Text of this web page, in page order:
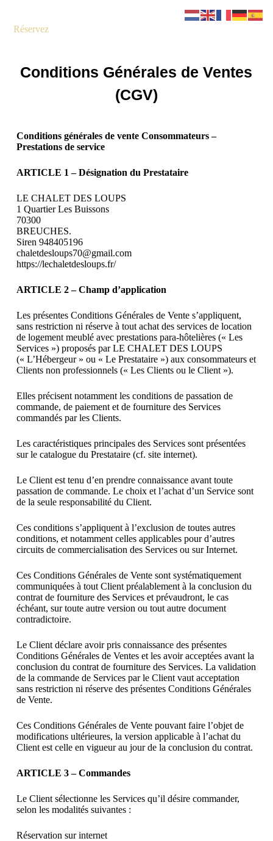
Réservez
Conditions Générales de Ventes
(CGV)
Conditions générales de vente Consommateurs –
Prestations de service
ARTICLE 1 – Désignation du Prestataire
LE CHALET DES LOUPS
1 Quartier Les Buissons
70300
BREUCHES.
Siren 948405196
chaletdesloups70@gmail.com
https://lechaletdesloups.fr/
ARTICLE 2 – Champ d’application
Les présentes Conditions Générales de Vente s’appliquent,
sans restriction ni réserve à tout achat des services de location
de logement meublé avec prestations para-hôtelières (« Les
Services ») proposés par LE CHALET DES LOUPS
(« L’Hébergeur » ou « Le Prestataire ») aux consommateurs et
Clients non professionnels (« Les Clients ou le Client »).
Elles précisent notamment les conditions de passation de
commande, de paiement et de fourniture des Services
commandés par les Clients.
Les caractéristiques principales des Services sont présentées
sur le catalogue du Prestataire (cf. site internet).
Le Client est tenu d’en prendre connaissance avant toute
passation de commande. Le choix et l’achat d’un Service sont
de la seule responsabilité du Client.
Ces conditions s’appliquent à l’exclusion de toutes autres
conditions, et notamment celles applicables pour d’autres
circuits de commercialisation des Services ou sur Internet.
Ces Conditions Générales de Vente sont systématiquement
communiquées à tout Client préalablement à la conclusion du
contrat de fourniture des Services et prévaudront, le cas
échéant, sur toute autre version ou tout autre document
contradictoire.
Le Client déclare avoir pris connaissance des présentes
Conditions Générales de Ventes et les avoir acceptées avant la
conclusion du contrat de fourniture des Services. La validation
de la commande de Services par le Client vaut acceptation
sans restriction ni réserve des présentes Conditions Générales
de Vente.
Ces Conditions Générales de Vente pouvant faire l’objet de
modifications ultérieures, la version applicable à l’achat du
Client est celle en vigueur au jour de la conclusion du contrat.
ARTICLE 3 – Commandes
Le Client sélectionne les Services qu’il désire commander,
selon les modalités suivantes :
Réservation sur internet